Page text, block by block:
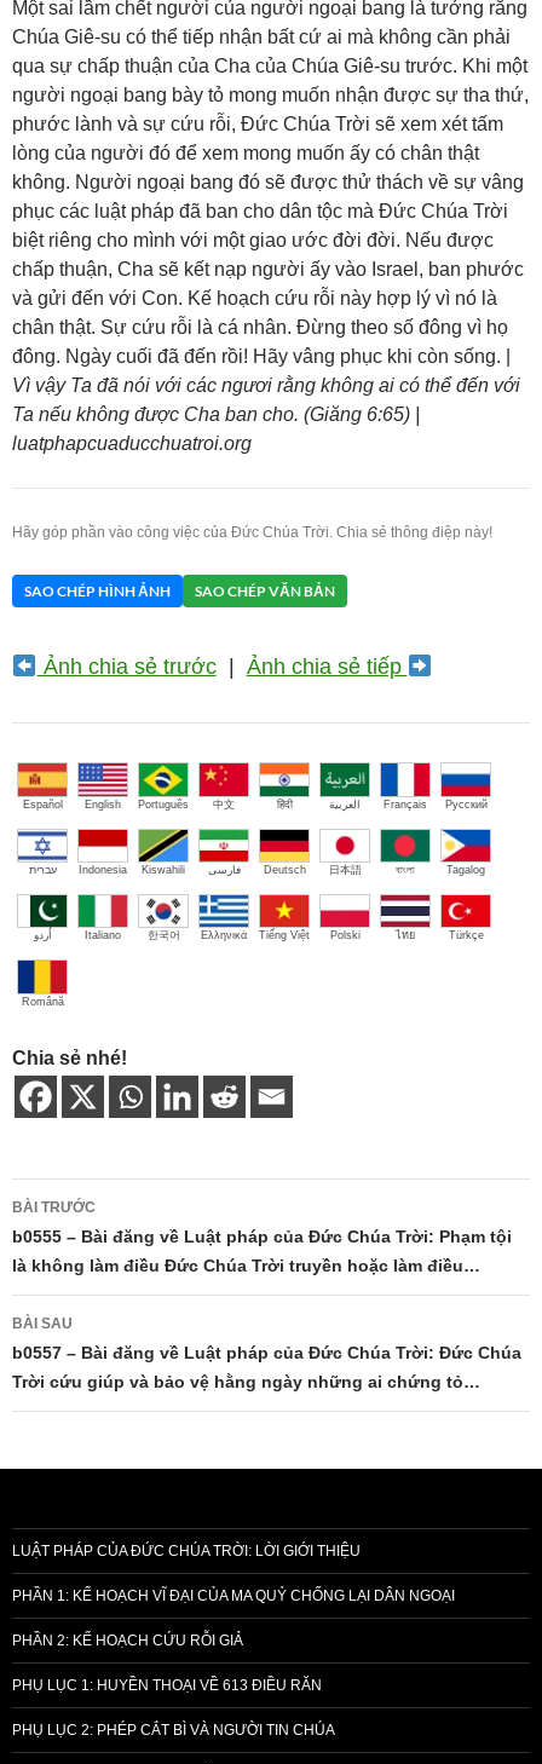
Một sai lầm chết người của người ngoại bang là tưởng rằng
Chúa Giê-su có thể tiếp nhận bất cứ ai mà không cần phải
qua sự chấp thuận của Cha của Chúa Giê-su trước. Khi một
người ngoại bang bày tỏ mong muốn nhận được sự tha thứ,
phước lành và sự cứu rỗi, Đức Chúa Trời sẽ xem xét tấm
lòng của người đó để xem mong muốn ấy có chân thật
không. Người ngoại bang đó sẽ được thử thách về sự vâng
phục các luật pháp đã ban cho dân tộc mà Đức Chúa Trời
biệt riêng cho mình với một giao ước đời đời. Nếu được
chấp thuận, Cha sẽ kết nạp người ấy vào Israel, ban phước
và gửi đến với Con. Kế hoạch cứu rỗi này hợp lý vì nó là
chân thật. Sự cứu rỗi là cá nhân. Đừng theo số đông vì họ
đông. Ngày cuối đã đến rồi! Hãy vâng phục khi còn sống. |
Vì vậy Ta đã nói với các ngươi rằng không ai có thể đến với
Ta nếu không được Cha ban cho. (Giăng 6:65) |
luatphapcuaducchuatroi.org
Hãy góp phần vào công việc của Đức Chúa Trời. Chia sẻ thông điệp này!
SAO CHÉP HÌNH ẢNH SAO CHÉP VĂN BẢN
Ảnh chia sẻ trước| Ảnh chia sẻ tiếp
Español English Português 中文 हिंदी العربية Français Русский
עברית Indonesia Kiswahili فارسی Deutsch 日本語 বাংলা Tagalog
اُردو Italiano 한국어 Ελληνικά Tiếng Việt Polski ไทย Türkçe
Română
Chia sẻ nhé!
Điều
hướng
bài
viết
BÀI TRƯỚC
b0555 – Bài đăng về Luật pháp của Đức Chúa Trời: Phạm tội
là không làm điều Đức Chúa Trời truyền hoặc làm điều…
BÀI SAU
b0557 – Bài đăng về Luật pháp của Đức Chúa Trời: Đức Chúa
Trời cứu giúp và bảo vệ hằng ngày những ai chứng tỏ…
LUẬT PHÁP CỦA ĐỨC CHÚA TRỜI: LỜI GIỚI THIỆU
PHẦN 1: KẾ HOẠCH VĨ ĐẠI CỦA MA QUỶ CHỐNG LẠI DÂN NGOẠI
PHẦN 2: KẾ HOẠCH CỨU RỖI GIẢ
PHỤ LỤC 1: HUYỀN THOẠI VỀ 613 ĐIỀU RĂN
PHỤ LỤC 2: PHÉP CẮT BÌ VÀ NGƯỜI TIN CHÚA